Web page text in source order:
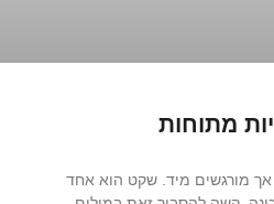
מתוחות
אך מורגשים מיד. שקט הוא אחד